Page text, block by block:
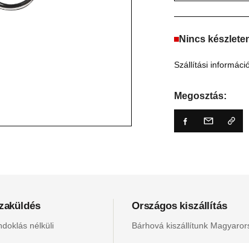
Nincs
Szállítási
Megosztás:
nélküli
Országos kiszállítás
Bárhová kiszállítunk